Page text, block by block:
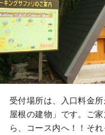
受付場所は、入口料金
屋根の建物」です。ご
ら、コース内へ！！そ